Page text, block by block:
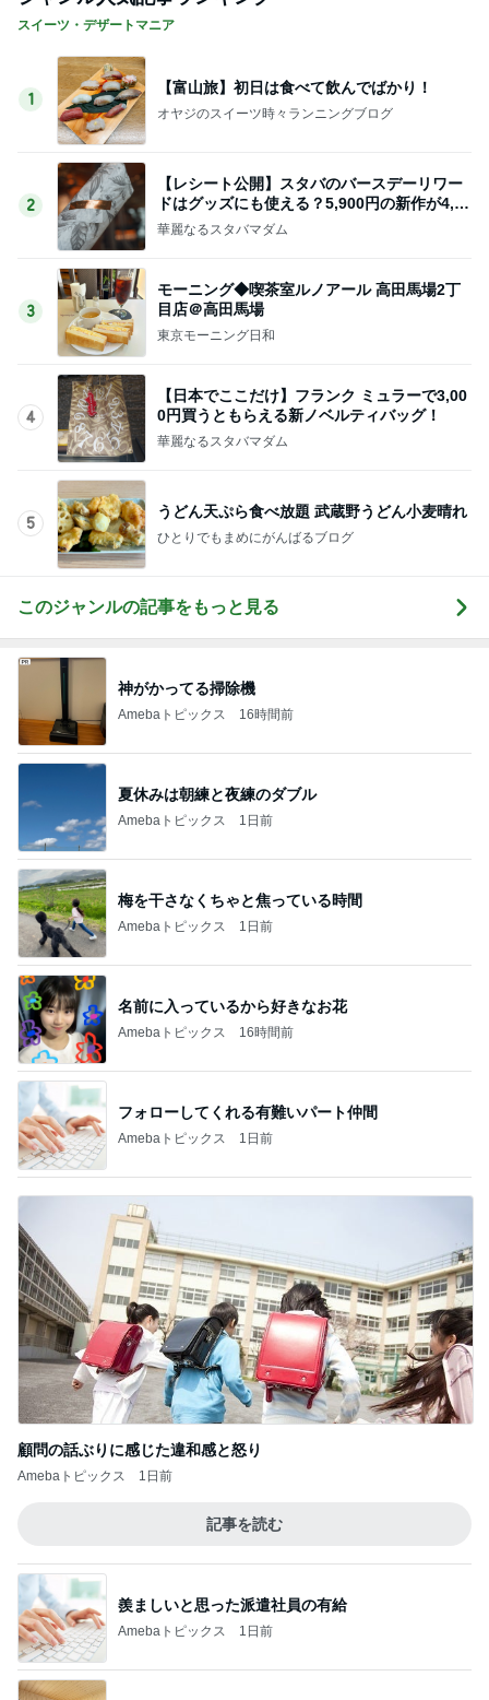
スイーツ・デザートマニア
1
【富山旅】初日は食べて飲んでばかり！
オヤジのスイーツ時々ランニングブログ
2
【レシート公開】スタバのバースデーリワー
ドはグッズにも使える？5,900円の新作が4,88
1円に
華麗なるスタバマダム
3
モーニング◆喫茶室ルノアール 高田馬場2丁
目店＠高田馬場
東京モーニング日和
4
【日本でここだけ】フランク ミュラーで3,00
0円買うともらえる新ノベルティバッグ！
華麗なるスタバマダム
5
うどん天ぷら食べ放題 武蔵野うどん小麦晴れ
ひとりでもまめにがんばるブログ
このジャンルの記事をもっと見る
神がかってる掃除機
Amebaトピックス 16時間前
夏休みは朝練と夜練のダブル
Amebaトピックス 1日前
梅を干さなくちゃと焦っている時間
Amebaトピックス 1日前
名前に入っているから好きなお花
Amebaトピックス 16時間前
フォローしてくれる有難いパート仲間
Amebaトピックス 1日前
顧問の話ぶりに感じた違和感と怒り
Amebaトピックス 1日前
記事を読む
羨ましいと思った派遣社員の有給
Amebaトピックス 1日前